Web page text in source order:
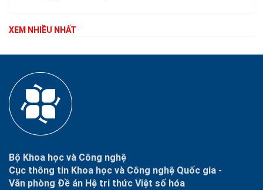
XEM NHIỀU NHẤT
Bộ Khoa học và Công nghệ
Cục thông tin Khoa học và Công nghệ Quốc gia -
Văn phòng Đề án Hệ tri thức Việt số hóa